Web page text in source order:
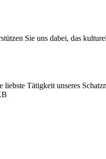
Sie uns da­bei, das
Tä­tig­keit un­se­res